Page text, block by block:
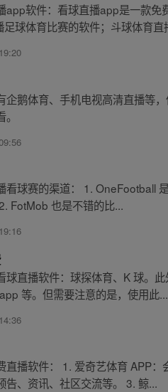
app软件：看球直播app是一款
球体育比赛的软件；斗球体育直
企鹅体育、手机电视高清直播等
看球赛的渠道： 1. OneFootball
FotMob 也是不错的比...
球直播软件：球探体育、K 球。
等。但需要注意的是，使用此...
直播软件： 1. 爱奇艺体育 APP
告、资讯、社区交流等。 3. 鲸...